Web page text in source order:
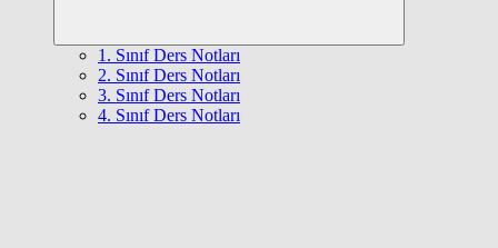
1. Sınıf Ders Notları
2. Sınıf Ders Notları
3. Sınıf Ders Notları
4. Sınıf Ders Notları